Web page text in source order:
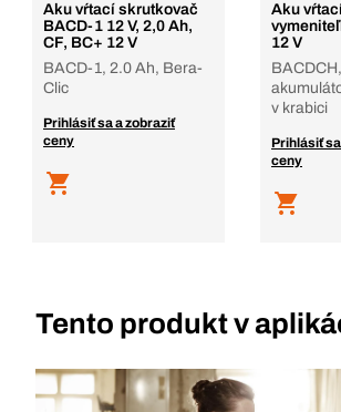
Aku vŕtací skrutkovač
BACD-1 12 V, 2,0 Ah,
CF, BC+ 12 V
BACD-1, 2.0 Ah, Bera-
Clic
Prihlásiť sa a zobraziť
ceny
Aku
12 V
v krabici
Prihlásiť
ceny
Tento produkt v